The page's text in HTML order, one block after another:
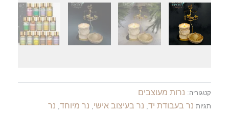
קטגוריה: נרות מעוצבים
תגיות נר בעבודת יד, נר בעיצוב אישי, נר מיוחד, נר